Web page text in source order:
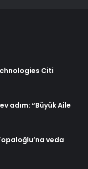
Citi
adım: “Büyük Aile
veda